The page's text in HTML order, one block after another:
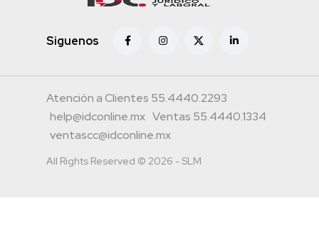
Siguenos
Atención a Clientes 55.4440.2293
help@idconline.mx Ventas 55.4440.1334
ventascc@idconline.mx
All Rights Reserved © 2026 - SLM